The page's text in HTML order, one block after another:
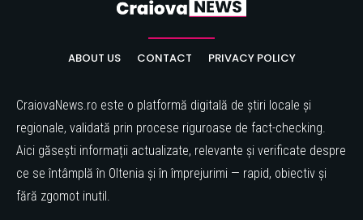
ABOUT US CONTACT PRIVACY POLICY
CraiovaNews.ro este o platformă digitală de știri locale și
regionale, validată prin procese riguroase de fact-checking.
Aici găsești informații actualizate, relevante și verificate despre
ce se întâmplă în Oltenia și în împrejurimi — rapid, obiectiv și
fără zgomot inutil.